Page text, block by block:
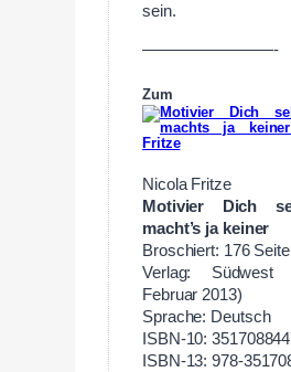
sein.
————————-
Zum
Nicola Fritze
Motivier Dich
macht’s ja keiner
Broschiert: 176
Verlag: Südwest
Februar 2013)
Sprache: Deutsch
ISBN-10:
ISBN-13: 978-